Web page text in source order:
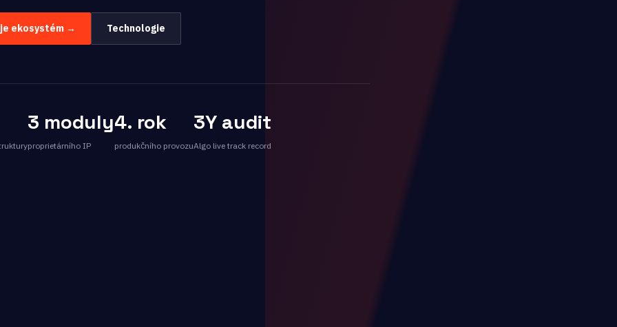
ekosystém → Technologie
3 moduly
proprietárního IP
4. rok
produkčního provozu
3Y audit
Algo live track record